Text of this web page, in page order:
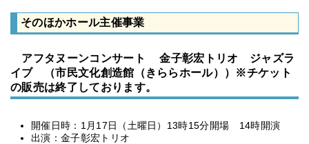
そのほかホール主催事業
アフタヌーンコンサート 金子彰宏トリオ ジャズラ
イブ （市民文化創造館（きららホール））※チケット
の販売は終了しております。
開催日時：1月17日（土曜日）13時15分開場 14時開演
出演：金子彰宏トリオ